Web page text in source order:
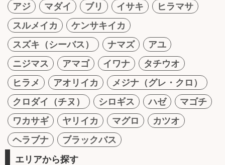
アジ マダイ ブリ イサキ
ヒラマサ
スルメイカ
ケンサキイカ
スズキ（シーバス）
ナマズ
アユ
ニジマス
アマゴ イワナ
タチウオ
ヒラメ
アオリイカ
メジナ（グレ・クロ）
クロダイ（チヌ）
シロギス ハゼ
マゴチ
ワカサギ
ヤリイカ マグロ
カツオ
ヘラブナ
ブラックバス
エリアから探す